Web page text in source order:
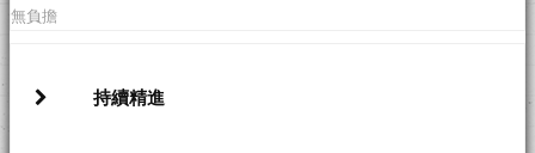
無負擔
持續精進